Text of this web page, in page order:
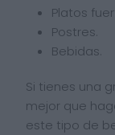
Platos
Postres.
Bebidas.
Si tienes una
mejor que
este tipo de